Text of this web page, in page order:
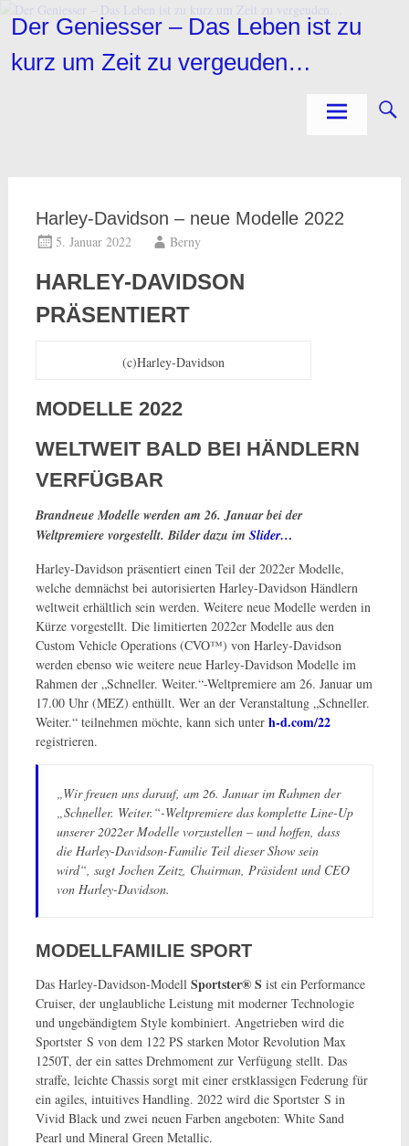
Zum
InhaltDer Geniesser – Das Leben ist zu
kurz um Zeit zu vergeuden…
Harley-Davidson – neue Modelle 2022
5. Januar 2022 Berny
HARLEY-DAVIDSON
PRÄSENTIERT
(c)Harley-Davidson
MODELLE 2022
WELTWEIT BALD BEI HÄNDLERN
VERFÜGBAR
Brandneue Modelle werden am 26. Januar bei der
Weltpremiere vorgestellt. Bilder dazu im Slider…
Harley-Davidson präsentiert einen Teil der 2022er Modelle,
welche demnächst bei autorisierten Harley-Davidson Händlern
weltweit erhältlich sein werden. Weitere neue Modelle werden in
Kürze vorgestellt. Die limitierten 2022er Modelle aus den
Custom Vehicle Operations (CVO™) von Harley-Davidson
werden ebenso wie weitere neue Harley-Davidson Modelle im
Rahmen der „Schneller. Weiter.“-Weltpremiere am 26. Januar um
17.00 Uhr (MEZ) enthüllt. Wer an der Veranstaltung „Schneller.
Weiter.“ teilnehmen möchte, kann sich unter h-d.com/22
registrieren.
„Wir freuen uns darauf, am 26. Januar im Rahmen der
„Schneller. Weiter.“-Weltpremiere das komplette Line-Up
unserer 2022er Modelle vorzustellen – und hoffen, dass
die Harley-Davidson-Familie Teil dieser Show sein
wird“, sagt Jochen Zeitz, Chairman, Präsident und CEO
von Harley-Davidson.
MODELLFAMILIE SPORT
Das Harley-Davidson-Modell Sportster® S ist ein Performance
Cruiser, der unglaubliche Leistung mit moderner Technologie
und ungebändigtem Style kombiniert. Angetrieben wird die
Sportster S von dem 122 PS starken Motor Revolution Max
1250T, der ein sattes Drehmoment zur Verfügung stellt. Das
straffe, leichte Chassis sorgt mit einer erstklassigen Federung für
ein agiles, intuitives Handling. 2022 wird die Sportster S in
Vivid Black und zwei neuen Farben ange­boten: White Sand
Pearl und Mineral Green Metallic.